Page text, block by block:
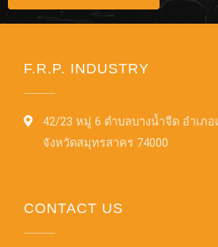
F.R.P. INDUSTRY
42/23 หมู่ 6 ตำบลบางน้ำจืด อำเภ
จังหวัดสมุทรสาคร 74000
CONTACT US